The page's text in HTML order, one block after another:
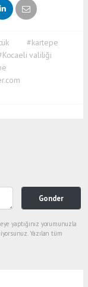
#kartepe
valiliği
Gonder
yaptığınız yorumunuzla
Yazılan tüm